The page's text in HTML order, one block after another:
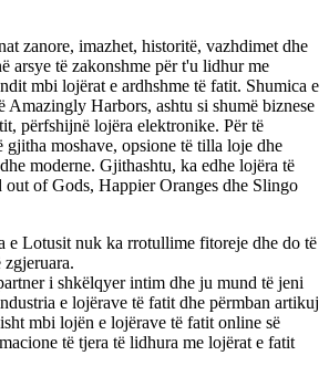
zanore, imazhet, historitë, vazhdimet dhe
arsye të zakonshme për t'u lidhur me
mbi lojërat e ardhshme të fatit. Shumica e
Amazingly Harbors, ashtu si shumë biznese
përfshijnë lojëra elektronike. Për të
gjitha moshave, opsione të tilla loje dhe
moderne. Gjithashtu, ka edhe lojëra të
out of Gods, Happier Oranges dhe Slingo
e Lotusit nuk ka rrotullime fitoreje dhe do të
zgjeruara.
i shkëlqyer intim dhe ju mund të jeni
e lojërave të fatit dhe përmban artikuj
mbi lojën e lojërave të fatit online së
të tjera të lidhura me lojërat e fatit